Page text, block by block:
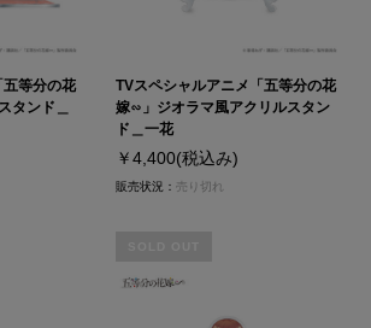
等分の花
タンド＿
TVスペシャルアニメ「五等分の花
嫁∽」ジオラマ風アクリルスタン
ド＿一花
￥4,400(税込み)
販売状況：売り切れ